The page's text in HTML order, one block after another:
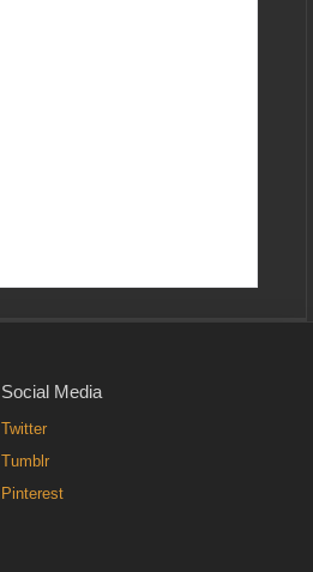
Social Media
Twitter
Tumblr
Pinterest